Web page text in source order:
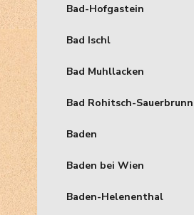
Bad-Hofgastein
Bad Ischl
Bad Muhllacken
Bad Rohitsch-Sauerbrunn
Baden
Baden bei Wien
Baden-Helenenthal